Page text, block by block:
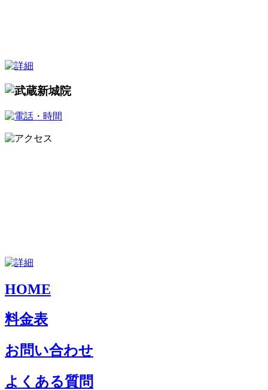
HOME
料金表
お問い合わせ
よくある質問